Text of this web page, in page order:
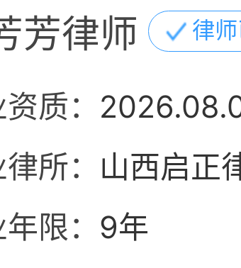
芳律师 律
质：
所： 山西启正
限： 9年